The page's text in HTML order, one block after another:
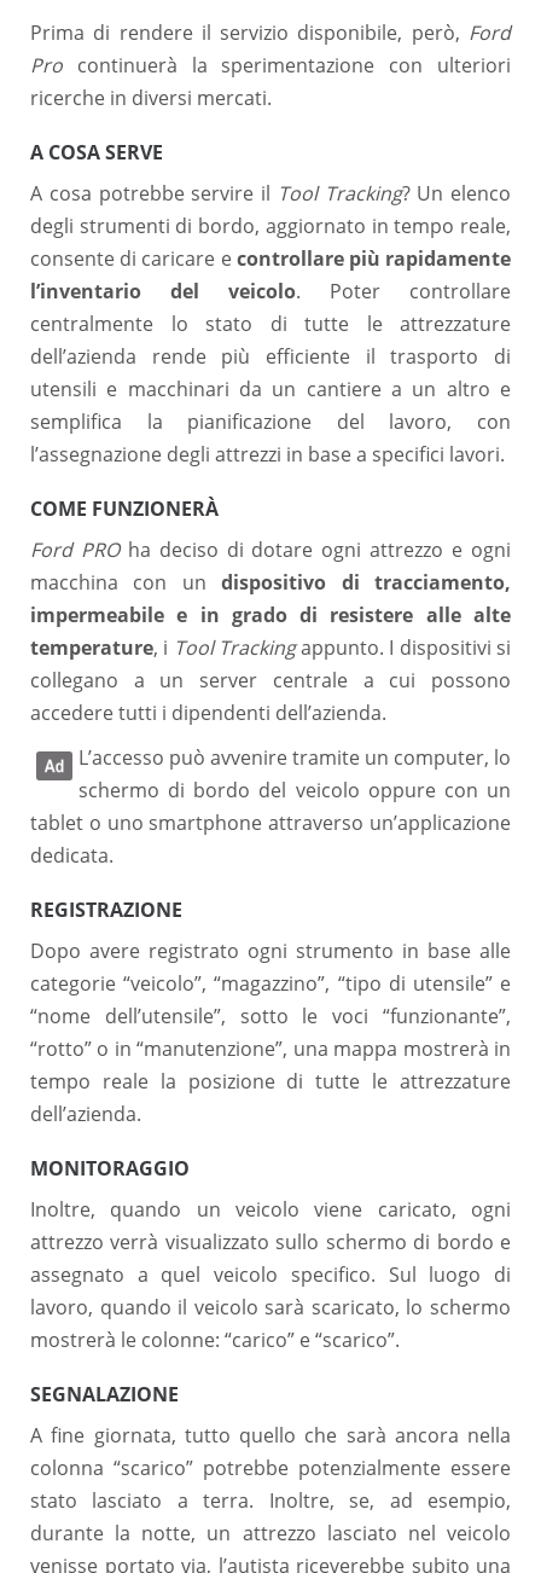
Prima di rendere il servizio disponibile, però, Ford
Pro continuerà la sperimentazione con ulteriori
ricerche in diversi mercati.
A COSA SERVE
A cosa potrebbe servire il Tool Tracking? Un elenco
degli strumenti di bordo, aggiornato in tempo reale,
consente di caricare econtrollare più rapidamente
l’inventario del veicolo. Poter controllare
centralmente lo stato di tutte le attrezzature
dell’azienda rende più efficiente il trasporto di
utensili e macchinari da un cantiere a un altro e
semplifica la pianificazione del lavoro, con
l’assegnazione degli attrezzi in base a specifici lavori.
COME FUNZIONERÀ
Ford PROha deciso di dotare ogni attrezzo e ogni
macchina con undispositivo di tracciamento,
impermeabile e in grado di resistere alle alte
temperature, i Tool Trackingappunto. I dispositivi si
collegano a un server centrale a cui possono
accedere tutti i dipendenti dell’azienda.
L’accesso può avvenire tramite un computer, lo
schermo di bordo del veicolo oppure con un
tablet o uno smartphone attraverso un’applicazione
dedicata.
REGISTRAZIONE
Dopo avere registrato ogni strumento in base alle
categorie “veicolo”, “magazzino”, “tipo di utensile” e
“nome dell’utensile”, sotto le voci “funzionante”,
“rotto” o in “manutenzione”, una mappa mostrerà in
tempo reale la posizione di tutte le attrezzature
dell’azienda.
MONITORAGGIO
Inoltre, quando un veicolo viene caricato, ogni
attrezzo verrà visualizzato sullo schermo di bordo e
assegnato a quel veicolo specifico. Sul luogo di
lavoro, quando il veicolo sarà scaricato, lo schermo
mostrerà le colonne: “carico” e “scarico”.
SEGNALAZIONE
A fine giornata, tutto quello che sarà ancora nella
colonna “scarico” potrebbe potenzialmente essere
stato lasciato a terra. Inoltre, se, ad esempio,
durante la notte, un attrezzo lasciato nel veicolo
venisse portato via, l’autista riceverebbe subito una